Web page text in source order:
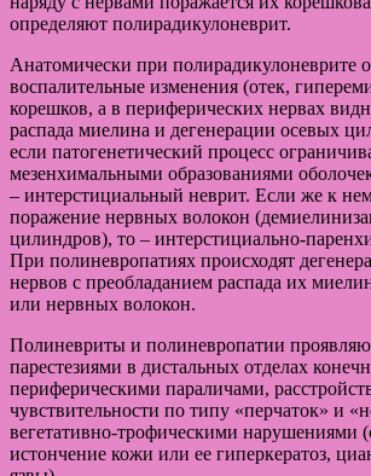
определяют полирадикулоневрит.
Анатомически при полирадикулоневрите
воспалительные изменения (отек,
корешков, а в периферических нервах
распада миелина и дегенерации осевых
если патогенетический процесс
мезенхимальными образованиями
– интерстициальный неврит. Если же к
поражение нервных волокон
цилиндров), то – интерстициально-
При полиневропатиях происходят
нервов с преобладанием распада их
или нервных волокон.
Полиневриты и полиневропатии
парестезиями в дистальных отделах
периферическими параличами,
чувствительности по типу «перчаток» и
вегетативно-трофическими нарушениями
истончение кожи или ее гиперкератоз,